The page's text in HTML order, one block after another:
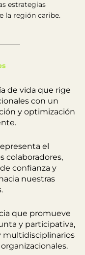
estrategias
la región caribe.
de vida que rige
con un
y optimización
el
colaboradores,
confianza y
nuestras
que promueve
y participativa,
multidisciplinarios